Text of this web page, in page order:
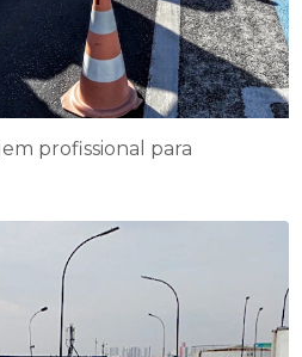
profissional para